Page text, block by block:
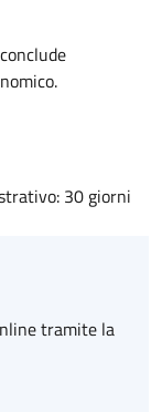
30 giorni
tramite la